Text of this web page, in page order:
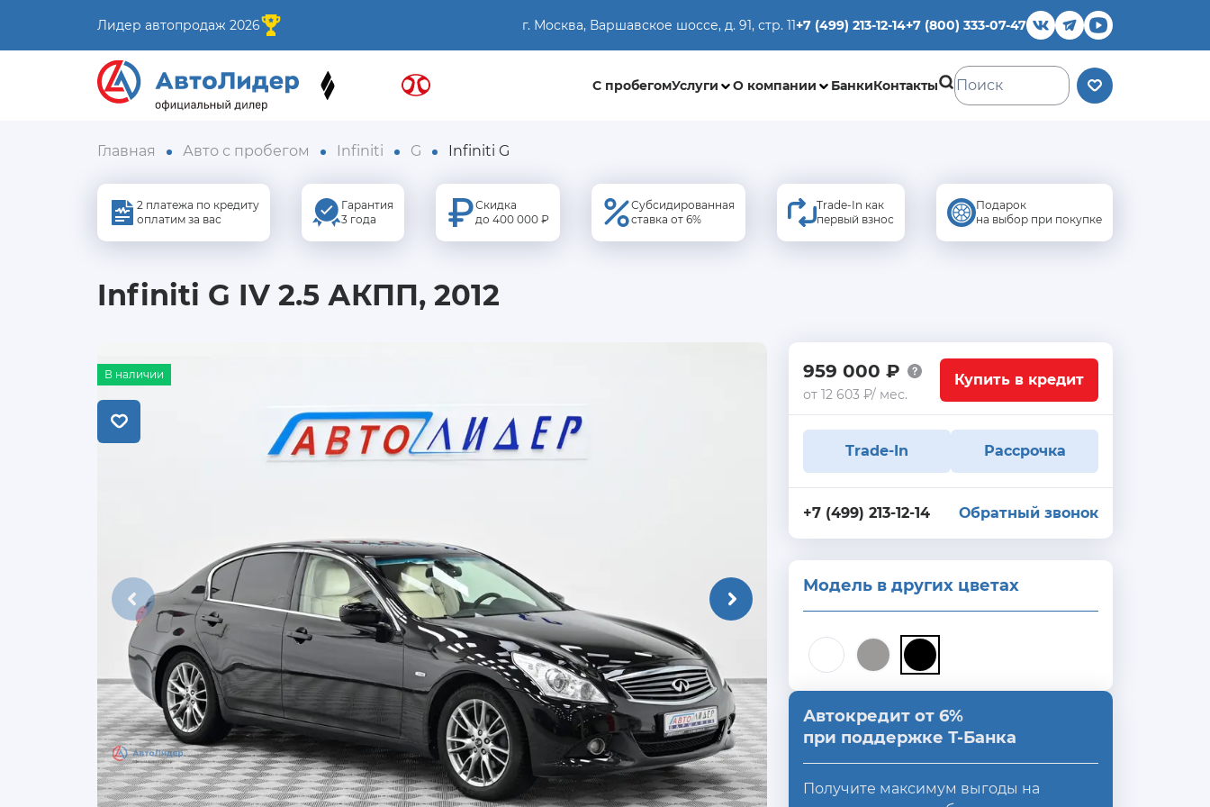
Лидер автопродаж 2026 г. Москва, Варшавское шоссе, д. 91, стр. 11+7 (499) 213-12-14+7 (800) 333-07-47
С пробегомУслуги О компании БанкиКонтакты
Главная Авто с пробегом Infiniti G Infiniti G
2 платежа по кредиту
оплатим за вас
Гарантия
3 года
Скидка
до 400 000 ₽
Субсидированная
ставка от 6%
Trade-In как
первый взнос
Подарок
на выбор при покупке
Infiniti G IV 2.5 АКПП, 2012
В наличии 959 000 ₽
от 12 603 ₽/ мес.
Купить в кредит
Trade-In Рассрочка
+7 (499) 213-12-14 Обратный звонок
Модель в других цветах
Автокредит от 6%
при поддержке Т-Банка
Получите максимум выгоды на